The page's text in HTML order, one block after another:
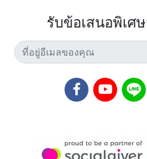
รับข้อเสนอพิเศ